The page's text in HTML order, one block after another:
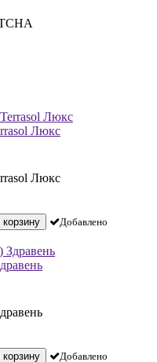
Люкс
Люкс
Добавлено
Добавлено